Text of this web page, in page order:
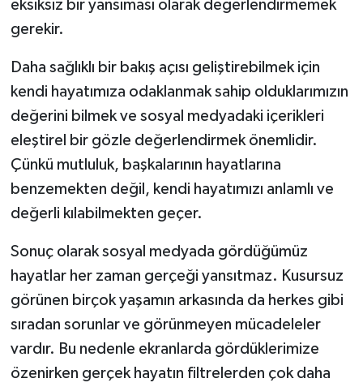
eksiksiz bir yansıması olarak değerlendirmemek
gerekir.
Daha sağlıklı bir bakış açısı geliştirebilmek için
kendi hayatımıza odaklanmak sahip olduklarımızın
değerini bilmek ve sosyal medyadaki içerikleri
eleştirel bir gözle değerlendirmek önemlidir.
Çünkü mutluluk, başkalarının hayatlarına
benzemekten değil, kendi hayatımızı anlamlı ve
değerli kılabilmekten geçer.
Sonuç olarak sosyal medyada gördüğümüz
hayatlar her zaman gerçeği yansıtmaz. Kusursuz
görünen birçok yaşamın arkasında da herkes gibi
sıradan sorunlar ve görünmeyen mücadeleler
vardır. Bu nedenle ekranlarda gördüklerimize
özenirken gerçek hayatın filtrelerden çok daha